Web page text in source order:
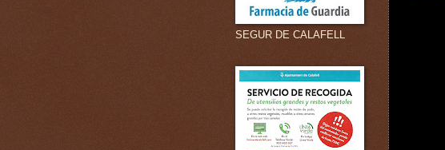
SEGUR DE CALAFELL